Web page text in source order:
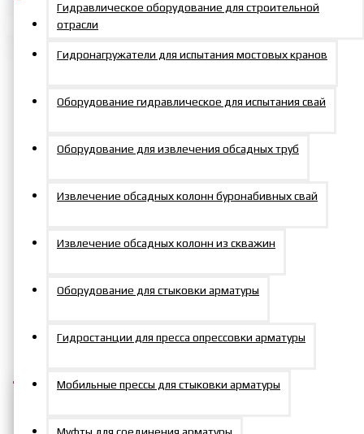
Гидравлическое оборудование для строительной
отрасли
Гидронагружатели для испытания мостовых кранов
Оборудование гидравлическое для испытания свай
Оборудование для извлечения обсадных труб
Извлечение обсадных колонн буронабивных свай
Извлечение обсадных колонн из скважин
Оборудование для стыковки арматуры
Гидростанции для пресса опрессовки арматуры
Мобильные прессы для стыковки арматуры
Ваша корзина пуста!
пружинным возвратом 200
тс 50 мм
101810р.